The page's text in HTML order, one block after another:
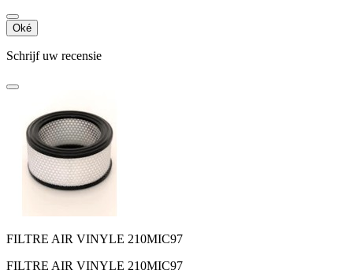
Oké
Schrijf uw recensie
FILTRE AIR VINYLE 210MIC97
FILTRE AIR VINYLE 210MIC97